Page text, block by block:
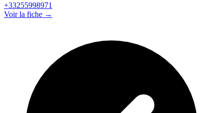
+33255998971
Voir la fiche →